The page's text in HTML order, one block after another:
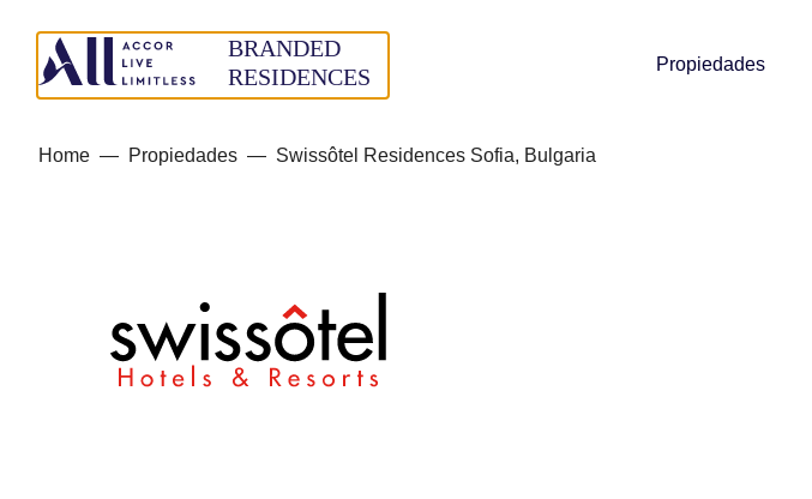
Propiedades
Home — Propiedades — Swissôtel Residences Sofia, Bulgaria